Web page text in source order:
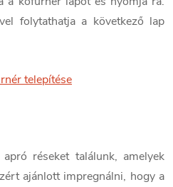
folytathatja a következő lap
telepítése
réseket találunk, amelyek
ajánlott impregnálni, hogy a